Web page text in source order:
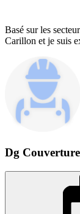
Basé sur les
Carillon et je suis
Dg Couverture